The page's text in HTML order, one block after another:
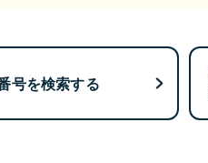
号を検索する